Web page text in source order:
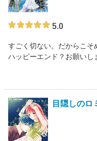
5.0
すごく切ない。だからこ
ハッピーエンド？お願い
目隠しのロ